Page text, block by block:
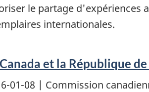
le partage d'expériences
internationales.
et la République
01-08 | Commission